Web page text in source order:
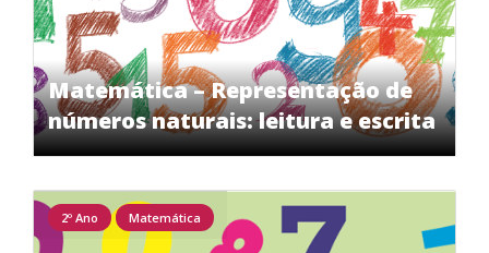
Matemática – Representação de
números naturais: leitura e escrita
2º Ano Matemática